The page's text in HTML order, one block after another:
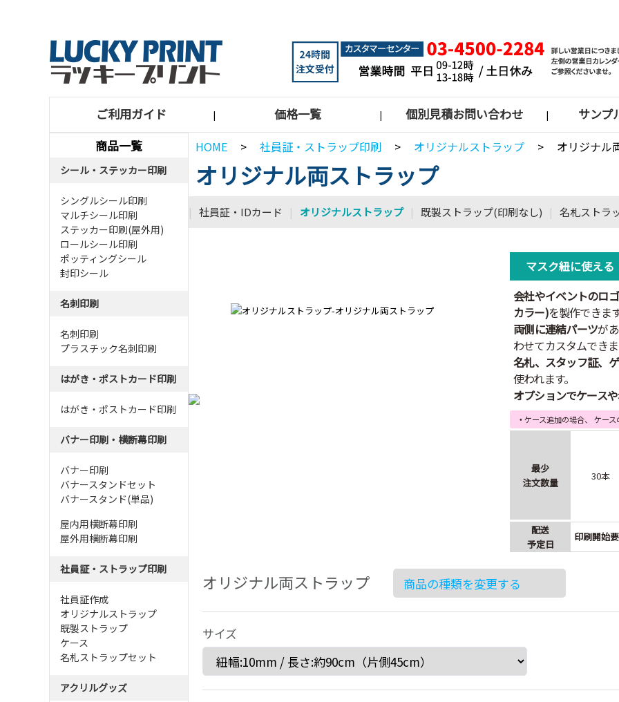
ご利用ガイド | 価格一覧 | 個別見積お問い合わせ |
サンプ
商品一覧
シール・ステッカー印刷
シングルシール印刷
マルチシール印刷
ステッカー印刷(屋外用)
ロールシール印刷
ポッティングシール
封印シール
名刺印刷
名刺印刷
プラスチック名刺印刷
はがき・ポストカード印刷
はがき・ポストカード印刷
バナー印刷・横断幕印刷
バナー印刷
バナースタンドセット
バナースタンド(単品)
屋内用横断幕印刷
屋外用横断幕印刷
社員証・ストラップ印刷
社員証作成
オリジナルストラップ
既製ストラップ
ケース
名札ストラップセット
アクリルグッズ
HOME > 社員証・ストラップ印刷 > オリジナルストラップ > オリジナル
オリジナル両ストラップ
| 社員証・IDカード | オリジナルストラップ | 既製ストラップ(印刷なし) | 名札ストラ
マスク紐に使える
会社やイベントのロ
カラー)を製作できま
両側に連結パーツが
わせてカスタムでき
名札、スタッフ証、
使われます。
オプションでケース
・ケース追加の場合、 ケー
最少
注文数量
30本
配送
予定日
印刷開始
オリジナル両ストラップ
サイズ